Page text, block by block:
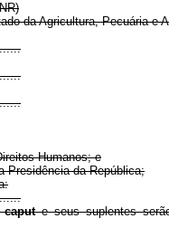
da Agricultura, Pecuária e
Humanos; e
Presidência da República;
capute seus suplentes